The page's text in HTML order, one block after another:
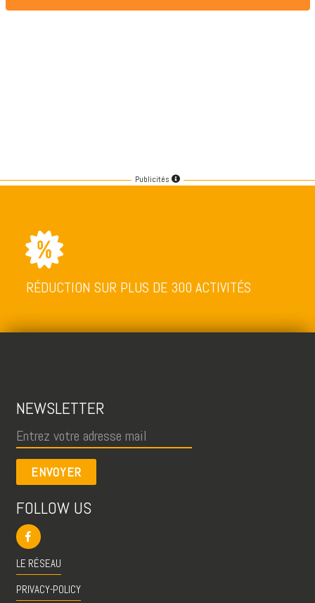
Publicités
RÉDUCTION SUR PLUS DE 300 ACTIVITÉS
NEWSLETTER
ENVOYER
FOLLOW US
LE RÉSEAU
PRIVACY-POLICY